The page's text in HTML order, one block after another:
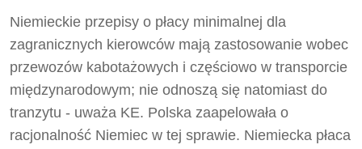
Niemieckie przepisy o płacy minimalnej dla
zagranicznych kierowców mają zastosowanie wobec
przewozów kabotażowych i częściowo w transporcie
międzynarodowym; nie odnoszą się natomiast do
tranzytu - uważa KE. Polska zaapelowała o
racjonalność Niemiec w tej sprawie. Niemiecka płaca